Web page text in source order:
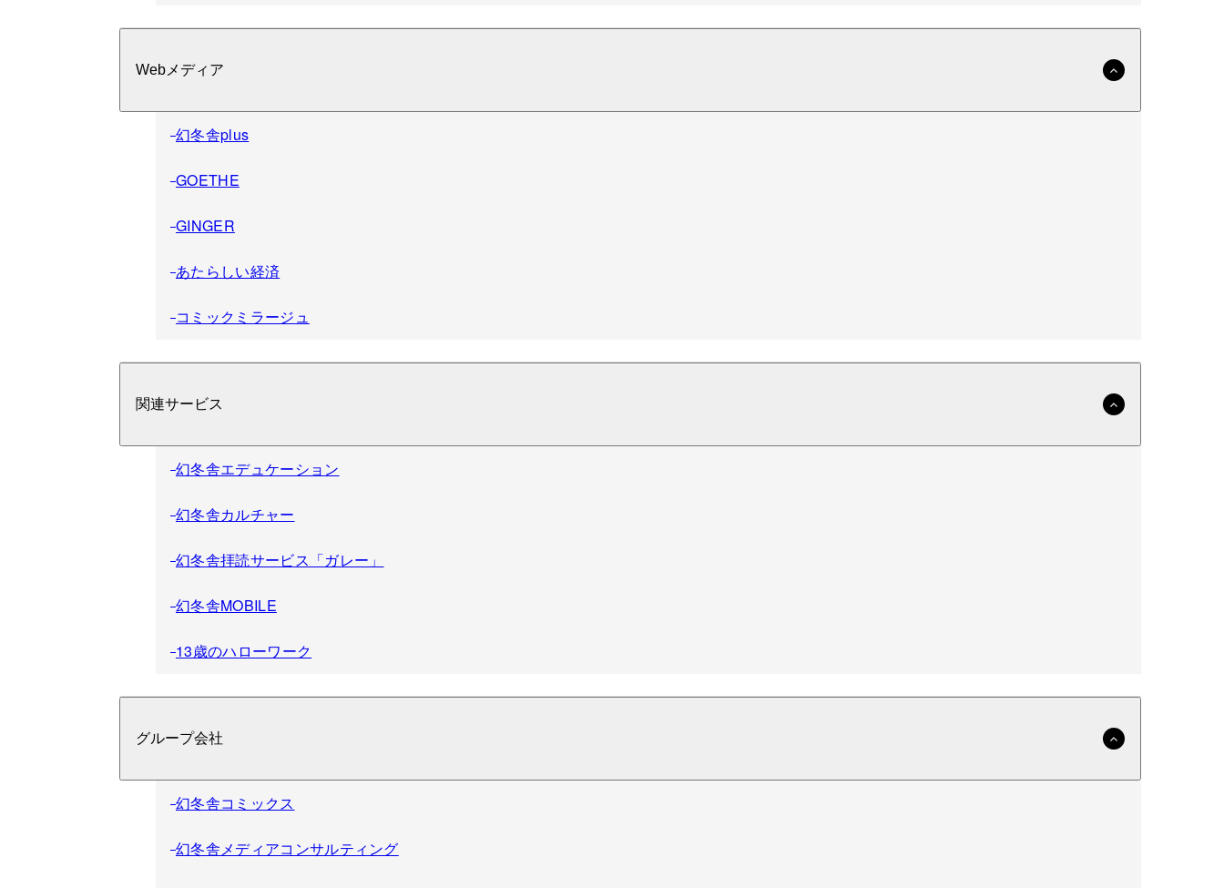
Webメディア
幻冬舎plus
GOETHE
GINGER
あたらしい経済
コミックミラージュ
関連サービス
幻冬舎エデュケーション
幻冬舎カルチャー
幻冬舎拝読サービス「ガレー」
幻冬舎MOBILE
13歳のハローワーク
グループ会社
幻冬舎コミックス
幻冬舎メディアコンサルティング